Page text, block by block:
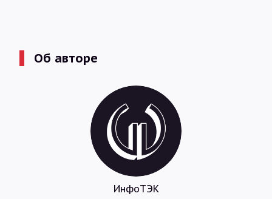
Об авторе
ИнфоТЭК